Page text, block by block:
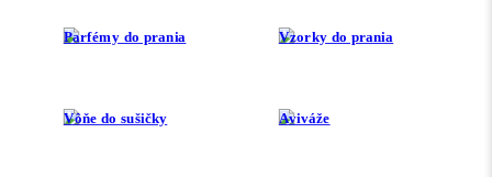
Parfémy do prania Vzorky do prania
Vôňe do sušičky Aviváže